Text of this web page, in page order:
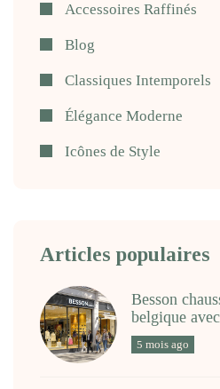
Accessoires Raffinés
Blog
Classiques Intemporels
Élégance Moderne
Icônes de Style
Articles populaires
Besson
belgique
5 mois ago